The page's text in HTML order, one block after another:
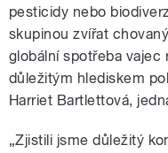
pesticidy nebo
skupinou zvířat
globální spotřeba vajec
důležitým hlediskem
Harriet Bartlettová,
„Zjistili jsme důležitý